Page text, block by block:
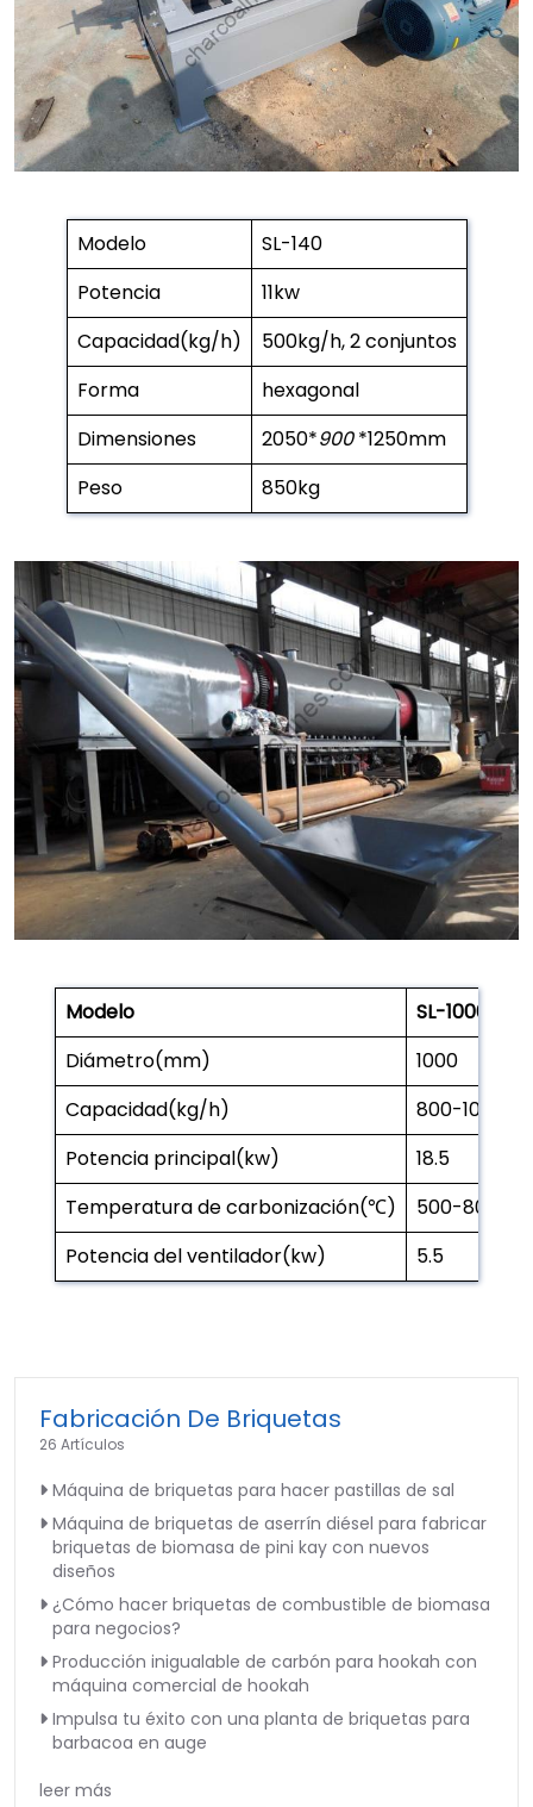
Modelo
SL-140
Potencia
11kw
Capacidad(kg/h)
500kg/h, 2 conjuntos
Forma
hexagonal
Dimensiones
2050*900*1250mm
Peso
850kg
Modelo
SL-1000
Diámetro(mm)
1000
Capacidad(kg/h)
800-1000
Potencia principal(kw)
18.5
Temperatura de carbonización(℃)
500-800
Potencia del ventilador(kw)
5.5
Fabricación De Briquetas
26 Artículos
Máquina de briquetas para hacer pastillas de sal
Máquina de briquetas de aserrín diésel para fabricar
briquetas de biomasa de pini kay con nuevos
diseños
¿Cómo hacer briquetas de combustible de biomasa
para negocios?
Producción inigualable de carbón para hookah con
máquina comercial de hookah
Impulsa tu éxito con una planta de briquetas para
barbacoa en auge
leer más